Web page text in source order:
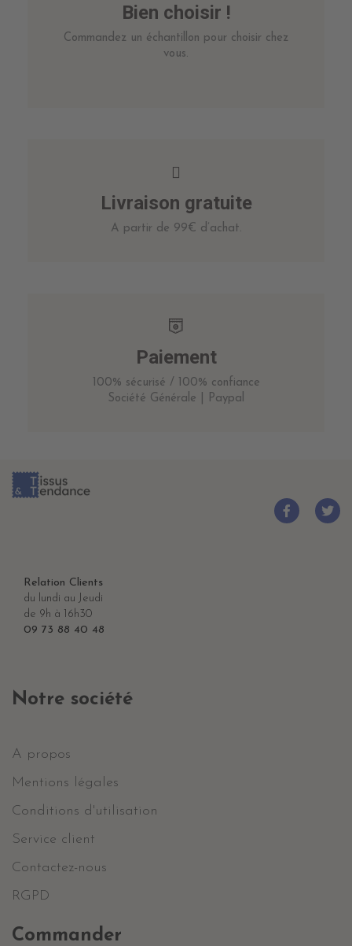
Bien choisir !
Commandez un échantillon pour choisir chez
vous.
Livraison gratuite
A partir de 99€ d’achat.
Paiement
100% sécurisé / 100% confiance
Société Générale | Paypal
Relation Clients
du lundi au Jeudi
de 9h à 16h30
09 73 88 40 48
Notre société
A propos
Mentions légales
Conditions d'utilisation
Service client
Contactez-nous
RGPD
Commander